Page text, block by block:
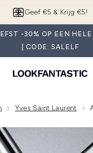
App downloaden
-30% OP EEN HELE
| CODE: SALELF
Yves Saint Laurent